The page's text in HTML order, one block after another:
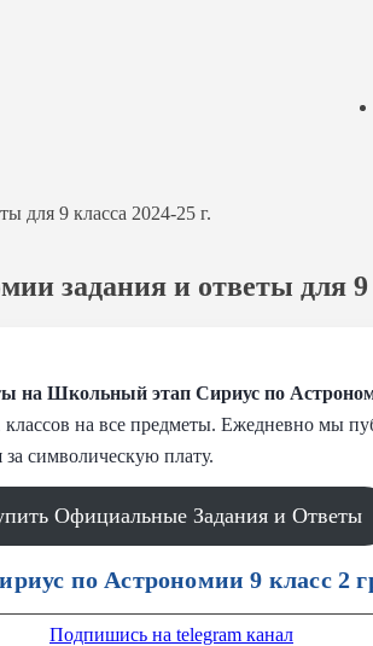
для 9 класса 2024-25 г.
задания и ответы для 9
на Школьный этап Сириус по
классов на все предметы. Ежедневно мы
за символическую плату.
Официальные Задания и Ответы
по Астрономии 9 класс 2
Подпишись на telegram канал